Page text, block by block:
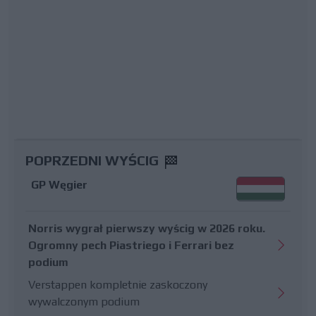
POPRZEDNI WYŚCIG
GP Węgier
Norris wygrał pierwszy wyścig w 2026 roku.
Ogromny pech Piastriego i Ferrari bez
podium
Verstappen kompletnie zaskoczony
wywalczonym podium